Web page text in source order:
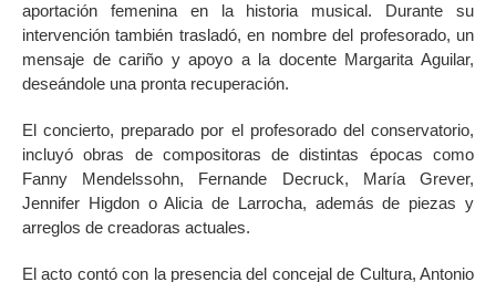
aportación femenina en la historia musical. Durante su
intervención también trasladó, en nombre del profesorado, un
mensaje de cariño y apoyo a la docente Margarita Aguilar,
deseándole una pronta recuperación.
El concierto, preparado por el profesorado del conservatorio,
incluyó obras de compositoras de distintas épocas como
Fanny Mendelssohn, Fernande Decruck, María Grever,
Jennifer Higdon o Alicia de Larrocha, además de piezas y
arreglos de creadoras actuales.
El acto contó con la presencia del concejal de Cultura, Antonio